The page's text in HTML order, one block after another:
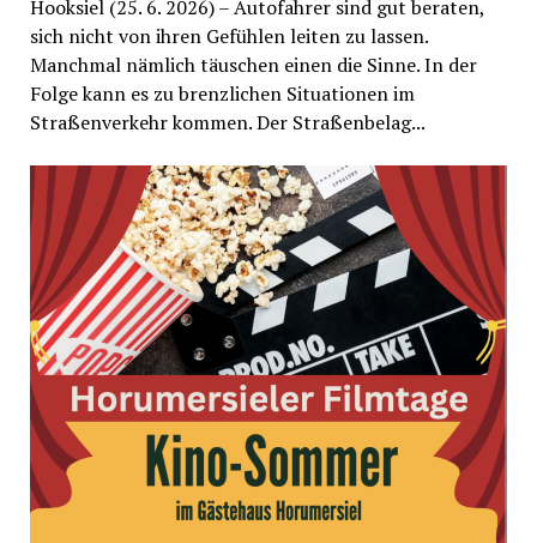
Hooksiel (25. 6. 2026) – Autofahrer sind gut beraten,
sich nicht von ihren Gefühlen leiten zu lassen.
Manchmal nämlich täuschen einen die Sinne. In der
Folge kann es zu brenzlichen Situationen im
Straßenverkehr kommen. Der Straßenbelag...